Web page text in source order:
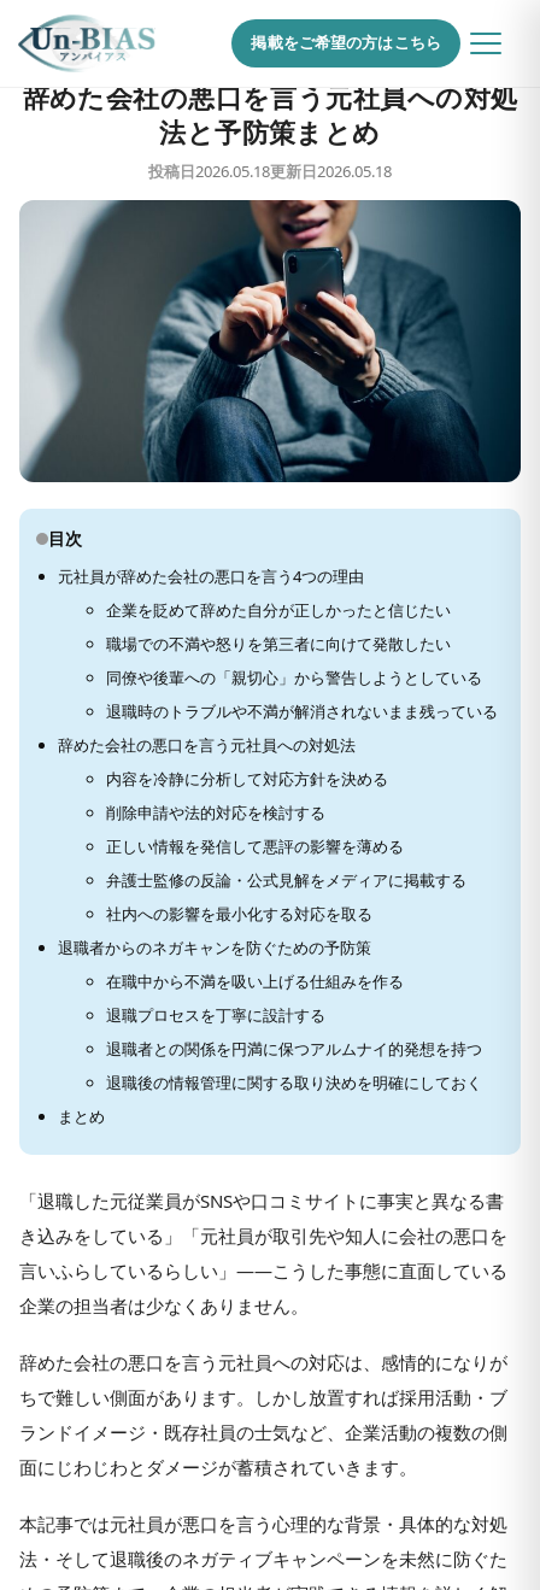
掲載をご希望の方はこちら
企業の口コミ対策・風評被害TOP コラム一覧›
辞めた会社の悪口を言う元社員への対処法と予防策まとめ
辞めた会社の悪口を言う元社員への対処
法と予防策まとめ
投稿日2026.05.18更新日2026.05.18
目次
元社員が辞めた会社の悪口を言う4つの理由
企業を貶めて辞めた自分が正しかったと信じたい
職場での不満や怒りを第三者に向けて発散したい
同僚や後輩への「親切心」から警告しようとしている
退職時のトラブルや不満が解消されないまま残っている
辞めた会社の悪口を言う元社員への対処法
内容を冷静に分析して対応方針を決める
削除申請や法的対応を検討する
正しい情報を発信して悪評の影響を薄める
弁護士監修の反論・公式見解をメディアに掲載する
社内への影響を最小化する対応を取る
退職者からのネガキャンを防ぐための予防策
在職中から不満を吸い上げる仕組みを作る
退職プロセスを丁寧に設計する
退職者との関係を円満に保つアルムナイ的発想を持つ
退職後の情報管理に関する取り決めを明確にしておく
まとめ
「退職した元従業員がSNSや口コミサイトに事実と異なる書
き込みをしている」「元社員が取引先や知人に会社の悪口を
言いふらしているらしい」——こうした事態に直面している
企業の担当者は少なくありません。
辞めた会社の悪口を言う元社員への対応は、感情的になりが
ちで難しい側面があります。しかし放置すれば採用活動・ブ
ランドイメージ・既存社員の士気など、企業活動の複数の側
面にじわじわとダメージが蓄積されていきます。
本記事では元社員が悪口を言う心理的な背景・具体的な対処
法・そして退職後のネガティブキャンペーンを未然に防ぐた